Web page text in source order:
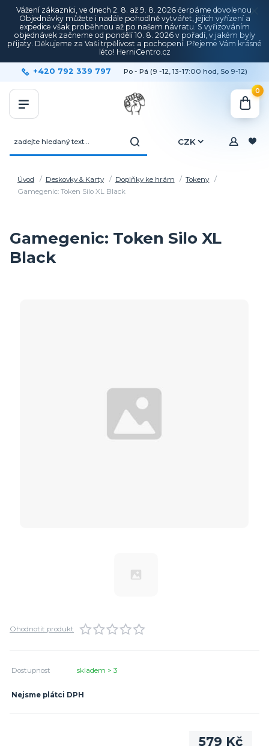
Vážení zákazníci, ve dnech 2. 8. až 9. 8. 2026 čerpáme dovolenou.
Objednávky můžete i nadále pohodlně vytvářet, jejich vyřízení a
expedice však proběhnou až po našem návratu. S vyřizováním
objednávek začneme od pondělí 10. 8. 2026 v pořadí, v jakém byly
přijaty. Děkujeme za Vaši trpělivost a pochopení. Přejeme Vám krásné
léto! HerniCentro.cz
CZK
+420 792 339 797 Po - Pá (9 -12, 13-17:00 hod, So 9-12)
0
Úvod Deskovky & Karty Doplňky ke hrám
Tokeny
Gamegenic: Token Silo XL Black
Gamegenic: Token Silo XL
Black
Ohodnotit produkt
Dostupnost skladem > 3
Nejsme plátci DPH
579 Kč